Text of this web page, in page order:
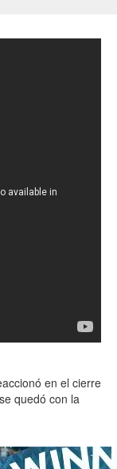
en el cierre
quedó con la